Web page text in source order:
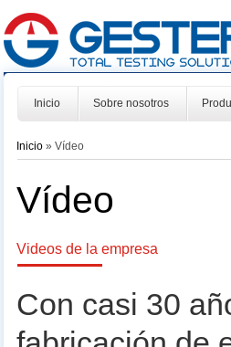
Inicio Sobre nosotros
Inicio » Vídeo
Vídeo
Videos de la empresa
Con casi 30